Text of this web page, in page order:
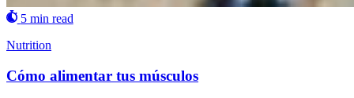
5 min read
Nutrition
Cómo alimentar tus músculos